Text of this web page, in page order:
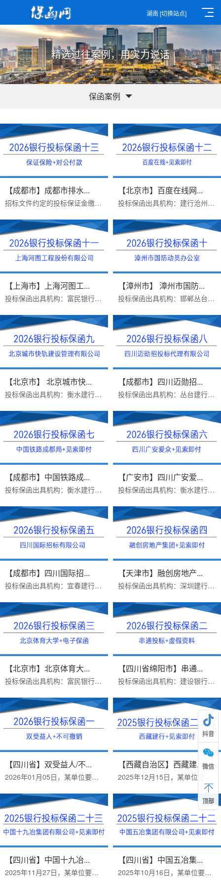
湖南[切换站点]
精选过往案例，用实力说话
保函案例
【成都市】成都市排水...
招标文件约定的投标保证金缴纳方式：B、采用银行保函方式递交投标保证金的，投标人应在投标截止前1 个工作日17：00 前，将银行保...
【北京市】百度在线网...
投标保函出具机构：建行沧州新华路支行保函受益人：百度在线网络技术（北京）有限公司保函金额：200000出函时间：2026年07月16日...
【上海市】上海河图工...
投标保函出具机构：富民银行保函受益人：上海河图工程股份有限公司保函金额：50000出函时间：2026年07月16日办理优势：1 完全符合...
【漳州市】 漳州市国防...
投标保函出具机构：邯郸丛台建行保函受益人：漳州市国防动员办公室保函金额：80000出函时间：2026年07月09日办理优势：1 完全符合...
【北京市】 北京城市快...
投标保函出具机构：衡水建行保函受益人：北京城市快轨建设管理有限公司保函金额：300000出函时间：2026年6月30日招标文件要求：招...
【成都市】四川迈勋招...
投标保函出具机构：丛台建行保函受益人：四川迈勋招投标代理有限公司保函金额：50000出函时间：2026年6月18日招标文件要求：保函...
【成都市】中国铁路成...
投标保函出具机构：衡水建行保函受益人：中国铁路成都局集团有限公司成都设备维保段保函金额：60000出函时间：2026年6月10日招标...
【广安市】四川广安爱...
投标保函出具机构：衡水建行保函金额：50000出函时间：2026年6月12日招标文件要求：本保函在投标有效期或经延长的投标有效期内保...
【成都市】四川国际招...
投标保函出具机构：宜春建行 保函金额：10000 出函时间：2026年6月2日 招标文件要求： 1代理机构要求受益人为四川国际招标有限公...
【天津市】融创房地产...
投标保函出具机构：深圳建行保函金额：50000办理优势：受益人融创房地产集团有限公司有失信和被执行，要求见索即付格式，独家出函...
【北京市】北京体育大...
投标保函出具机构：富民银行保函金额：500000办理周期：一个工作日出函时间：2026.04.21办理投标保函需要资料：1 投标公司营业执...
【四川省绵阳市】串通...
投标保函出具机构：建设银行担保内容：串通投标+虚假资料保函担保金额：60000办理周期：一个工作日出函时间：2026.02.26办理投标...
【四川省】双受益人/不...
2026年01月05日，某单位要求出具双受益人的银行投标保函。2026年01月06日顺利出函。办理投标保函需要资料：1 投标公司营业执照扫...
【西藏自治区】西藏建...
【四川省】中国十九冶...
2025年11月27日，某单位要求开具受益人为：中国十九冶集团有限公司，银行投标保函。2025年11月27日顺利出函。办理投标保函需要资...
【四川省】中国五冶集...
2025年10月16日，某单位要求开具受益人为：中国五冶集团有限公司，银行投标保函。2025年10月16日顺利出函。办理投标保函需要资料...
抖音
微信
顶部